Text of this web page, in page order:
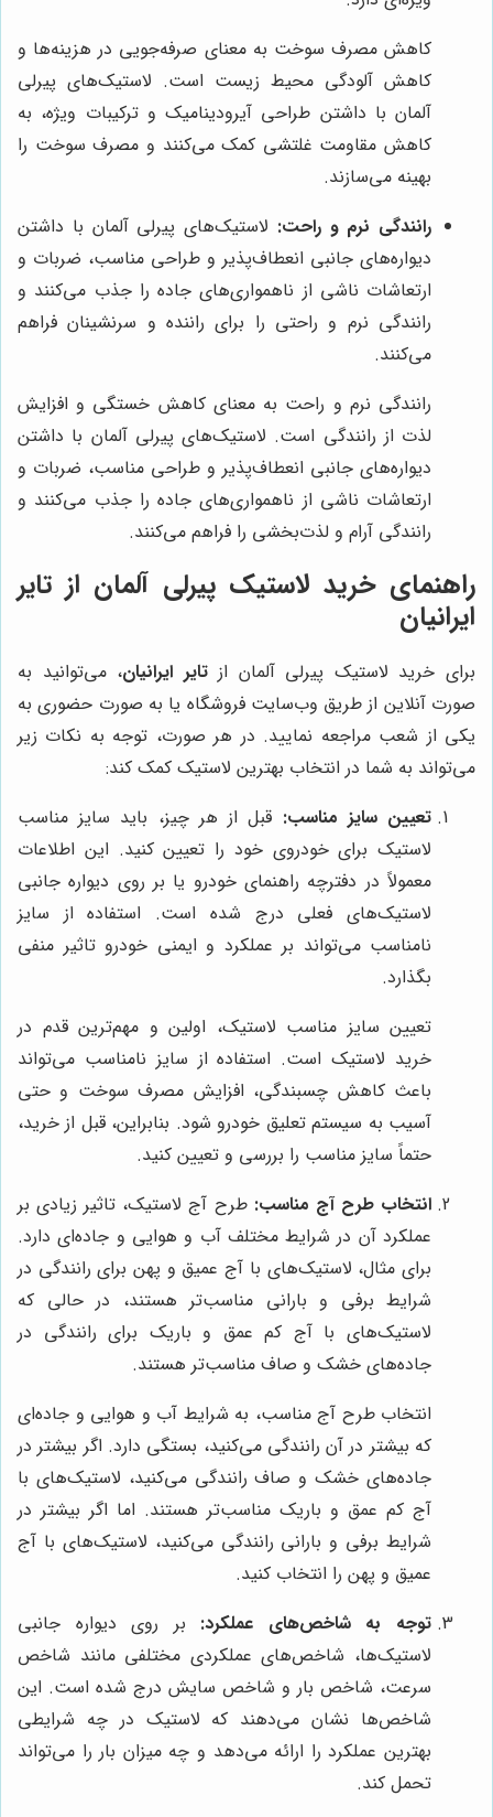
کاهش مصرف سوخت به معنای صرفه‌جویی در هزینه‌ها و
کاهش آلودگی محیط زیست است. لاستیک‌های پیرلی
آلمان با داشتن طراحی آیرودینامیک و ترکیبات ویژه، به
کاهش مقاومت غلتشی کمک می‌کنند و مصرف سوخت را
بهینه می‌سازند.
رانندگی نرم و راحت: لاستیک‌های پیرلی آلمان با داشتن
دیواره‌های جانبی انعطاف‌پذیر و طراحی مناسب، ضربات و
ارتعاشات ناشی از ناهمواری‌های جاده را جذب می‌کنند و
رانندگی نرم و راحتی را برای راننده و سرنشینان فراهم
می‌کنند.
رانندگی نرم و راحت به معنای کاهش خستگی و افزایش
لذت از رانندگی است. لاستیک‌های پیرلی آلمان با داشتن
دیواره‌های جانبی انعطاف‌پذیر و طراحی مناسب، ضربات و
ارتعاشات ناشی از ناهمواری‌های جاده را جذب می‌کنند و
رانندگی آرام و لذت‌بخشی را فراهم می‌کنند.
راهنمای خرید لاستیک پیرلی آلمان از تایر
ایرانیان
برای خرید لاستیک پیرلی آلمان ازتایر ایرانیان، می‌توانید به
صورت آنلاین از طریق وب‌سایت فروشگاه یا به صورت حضوری به
یکی از شعب مراجعه نمایید. در هر صورت، توجه به نکات زیر
می‌تواند به شما در انتخاب بهترین لاستیک کمک کند:
تعیین سایز مناسب: قبل از هر چیز، باید سایز مناسب
لاستیک برای خودروی خود را تعیین کنید. این اطلاعات
معمولاً در دفترچه راهنمای خودرو یا بر روی دیواره جانبی
لاستیک‌های فعلی درج شده است. استفاده از سایز
نامناسب می‌تواند بر عملکرد و ایمنی خودرو تاثیر منفی
بگذارد.
تعیین سایز مناسب لاستیک، اولین و مهم‌ترین قدم در
خرید لاستیک است. استفاده از سایز نامناسب می‌تواند
باعث کاهش چسبندگی، افزایش مصرف سوخت و حتی
آسیب به سیستم تعلیق خودرو شود. بنابراین، قبل از خرید،
حتماً سایز مناسب را بررسی و تعیین کنید.
انتخاب طرح آج مناسب: طرح آج لاستیک، تاثیر زیادی بر
عملکرد آن در شرایط مختلف آب و هوایی و جاده‌ای دارد.
برای مثال، لاستیک‌های با آج عمیق و پهن برای رانندگی در
شرایط برفی و بارانی مناسب‌تر هستند، در حالی که
لاستیک‌های با آج کم عمق و باریک برای رانندگی در
جاده‌های خشک و صاف مناسب‌تر هستند.
انتخاب طرح آج مناسب، به شرایط آب و هوایی و جاده‌ای
که بیشتر در آن رانندگی می‌کنید، بستگی دارد. اگر بیشتر در
جاده‌های خشک و صاف رانندگی می‌کنید، لاستیک‌های با
آج کم عمق و باریک مناسب‌تر هستند. اما اگر بیشتر در
شرایط برفی و بارانی رانندگی می‌کنید، لاستیک‌های با آج
عمیق و پهن را انتخاب کنید.
توجه به شاخص‌های عملکرد: بر روی دیواره جانبی
لاستیک‌ها، شاخص‌های عملکردی مختلفی مانند شاخص
سرعت، شاخص بار و شاخص سایش درج شده است. این
شاخص‌ها نشان می‌دهند که لاستیک در چه شرایطی
بهترین عملکرد را ارائه می‌دهد و چه میزان بار را می‌تواند
تحمل کند.